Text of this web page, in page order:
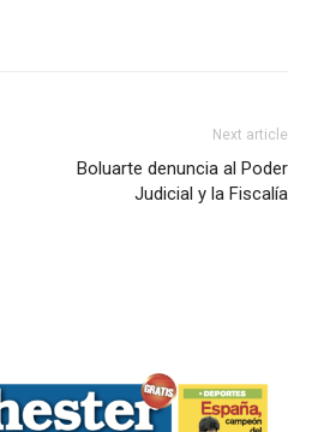
Next article
Boluarte denuncia al Poder
Judicial y la Fiscalía